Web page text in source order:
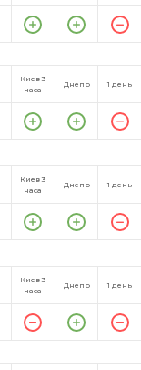
Киев 3
часа
Днепр 1 день
Киев 3
часа
Днепр 1 день
Киев 3
часа
Днепр 1 день